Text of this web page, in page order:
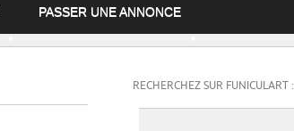
PASSER UNE ANNONCE
RECHERCHEZ SUR FUNICULART :